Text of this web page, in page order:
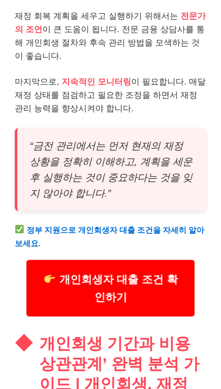
재정 회복 계획을 세우고 실행하기 위해서는 전문가
의 조언 이 큰 도움이 됩니다. 전문 금융 상담사를 통
해 개인회생 절차와 후속 관리 방법을 모색하는 것
이 좋습니다.
마지막으로, 지속적인 모니터링이 필요합니다. 매달
재정 상태를 점검하고 필요한 조정을 하면서 재정
관리 능력을 향상시켜야 합니다.
“금전 관리에서는 먼저 현재의 재정
상황을 정확히 이해하고, 계획을 세운
후 실행하는 것이 중요하다는 것을 잊
지 않아야 합니다.”
정부 지원으로 개인회생자 대출 조건을 자세히 알아
보세요.
개인회생자 대출 조건 확
인하기
개인회생 기간과 비용
상관관계’ 완벽 분석 가
이드 | 개인회생, 재정